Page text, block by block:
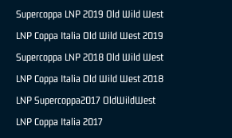
Supercoppa LNP 2019 Old Wild West
LNP Coppa Italia Old Wild West 2019
Supercoppa LNP 2018 Old Wild West
LNP Coppa Italia Old Wild West 2018
LNP Supercoppa2017 OldWildWest
LNP Coppa Italia 2017